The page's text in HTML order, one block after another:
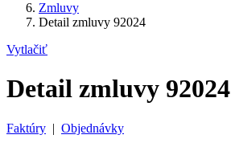
Zmluvy
Detail zmluvy 92024
Vytlačiť
Detail zmluvy 92024
Faktúry | Objednávky